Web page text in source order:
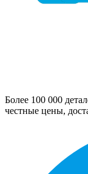
Более 100 000
честные цены,